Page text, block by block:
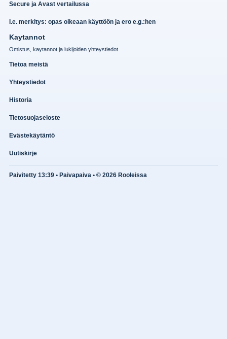
Secure ja Avast vertailussa
I.e. merkitys: opas oikeaan käyttöön ja ero e.g.:hen
Kaytannot
Omistus, kaytannot ja lukijoiden yhteystiedot.
Tietoa meistä
Yhteystiedot
Historia
Tietosuojaseloste
Evästekäytäntö
Uutiskirje
Paivitetty 13:39 • Paivapaiva • © 2026 Rooleissa